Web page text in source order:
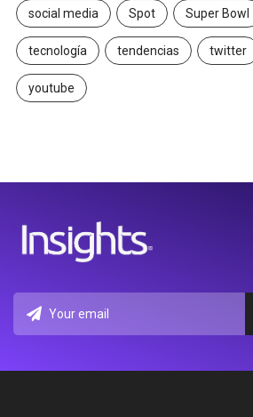
social media Spot Super Bowl
tecnología tendencias twitter
youtube